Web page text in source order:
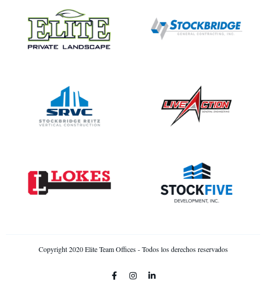
Copyright 2020 Elite Team Offices - Todos los derechos reservados
F
a
I
n
L
i